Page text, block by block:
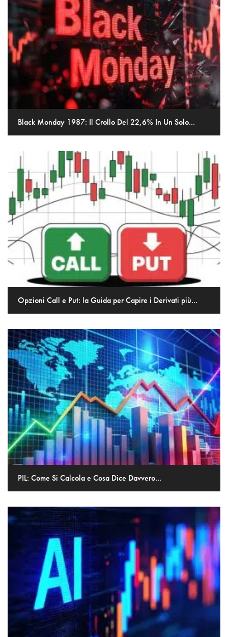
Black Monday 1987: Il Crollo Del 22,6% In Un Solo...
Opzioni Call e Put: la Guida per Capire i Derivati più...
PIL: Come Si Calcola e Cosa Dice Davvero...